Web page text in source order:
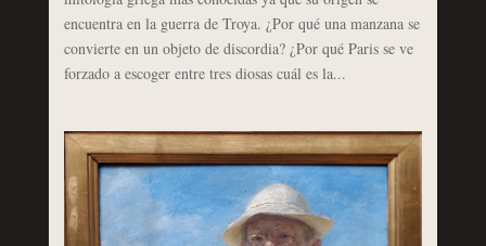
encuentra en la guerra de Troya. ¿Por qué una manzana se
convierte en un objeto de discordia? ¿Por qué Paris se ve
forzado a escoger entre tres diosas cuál es la...